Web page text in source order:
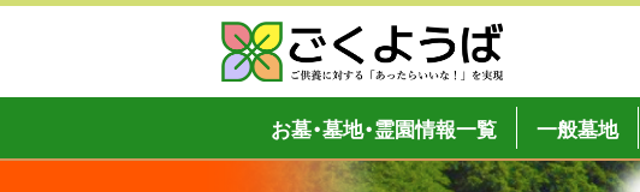
Skip
全国のお墓・墓地・霊園検索サイト「ごくようば」
ご供養をもっと身近に
お墓・墓地・霊園情報一覧 一般墓地